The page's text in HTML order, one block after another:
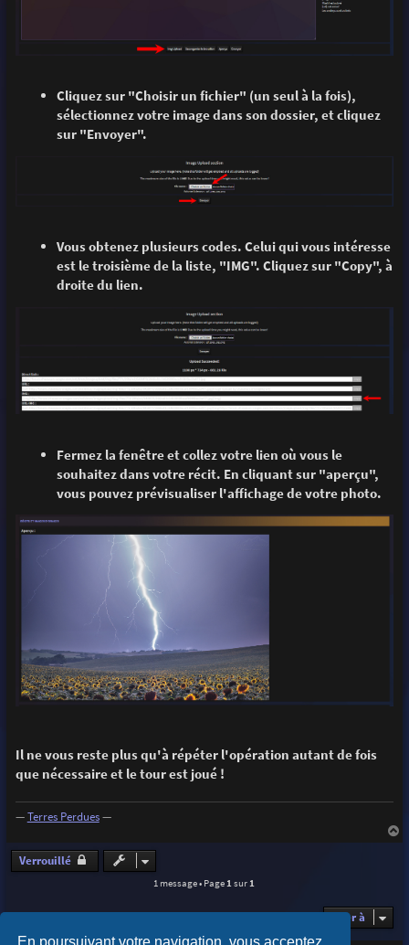
En poursuivant votre navigation, vous acceptez
Cliquez sur "Choisir un fichier" (un seul à la fois),
sélectionnez votre image dans son dossier, et cliquez
sur "Envoyer".
Vous obtenez plusieurs codes. Celui qui vous intéresse
est le troisième de la liste, "IMG". Cliquez sur "Copy", à
droite du lien.
Fermez la fenêtre et collez votre lien où vous le
souhaitez dans votre récit. En cliquant sur "aperçu",
vous pouvez prévisualiser l'affichage de votre photo.
Il ne vous reste plus qu'à répéter l'opération autant de fois
que nécessaire et le tour est joué !
—Terres Perdues—
a
Verrouillé
1 message • Page 1 sur 1
Aller à